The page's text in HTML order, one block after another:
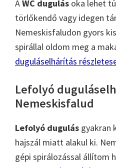
AWC dugulás oka lehet
törlőkendő vagy idegen
Nemeskisfaludon gyors
spirállal oldom meg a
duguláselhárítás
Lefolyó
Nemeskisfalud
Lefolyó dugulás gyakran
hajszál miatt alakul ki.
gépi spirálozással állítom